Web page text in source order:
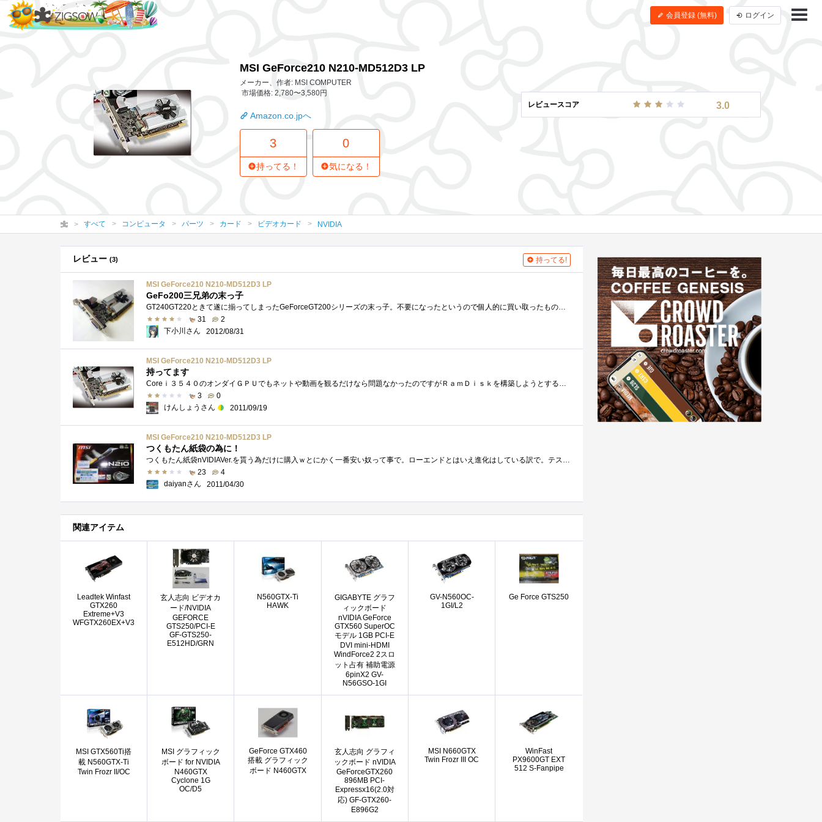
会員登録 (無料) ログイン
レビュースコア 3.0
MSI GeForce210 N210-MD512D3 LP
メーカー、作者: MSI COMPUTER
市場価格: 2,780〜3,580円
Amazon.co.jpへ
3
持ってる！
0
気になる！
すべて コンピュータ パーツ カード ビデオカード NVIDIA
レビュー (3) 持ってる!
MSI GeForce210 N210-MD512D3 LP
GeFo200三兄弟の末っ子
GT240GT220ときて遂に揃ってしまったGeForceGT200シリーズの末っ子。不要になったというので個人的に買い取ったもの。GTS250以上と異なりこのGT240以下�...
31
2
下小川さん
2012/08/31
MSI GeForce210 N210-MD512D3 LP
持ってます
Coreｉ３５４０のオンダイＧＰＵでもネットや動画を観るだけなら問題なかったのですがＲａｍＤｉｓｋを構築しようとするとＰＣがリセットされ�...
3
0
けんしょうさん
2011/09/19
MSI GeForce210 N210-MD512D3 LP
つくもたん紙袋の為に！
つくもたん紙袋nVIDIAVer.を貰う為だけに購入ｗとにかく一番安い奴って事で。ローエンドとはいえ進化はしている訳で。テスト用のGeForce8400よりも�...
23
4
daiyanさん
2011/04/30
関連アイテム
Leadtek Winfast
GTX260
Extreme+V3
WFGTX260EX+V3
玄人志向 ビデオカ
ード/NVIDIA
GEFORCE
GTS250/PCI-E
GF-GTS250-
E512HD/GRN
N560GTX-Ti
HAWK
GIGABYTE グラフ
ィックボード
nVIDIA GeForce
GTX560 SuperOC
モデル 1GB PCI-E
DVI mini-HDMI
WindForce2 2スロ
ット占有 補助電源
6pinX2 GV-
N56GSO-1GI
GV-N560OC-
1GI/L2
Ge Force GTS250
MSI GTX560Ti搭
載 N560GTX-Ti
Twin Frozr II/OC
MSI グラフィック
ボード for NVIDIA
N460GTX
Cyclone 1G
OC/D5
GeForce GTX460
搭載 グラフィック
ボード N460GTX
玄人志向 グラフィ
ックボード nVIDIA
GeForceGTX260
896MB PCI-
Expressx16(2.0対
応) GF-GTX260-
E896G2
MSI N660GTX
Twin Frozr III OC
WinFast
PX9600GT EXT
512 S-Fanpipe